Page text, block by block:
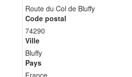
Route du Col de Bluffy
Code postal
74290
Ville
Bluffy
Pays
France